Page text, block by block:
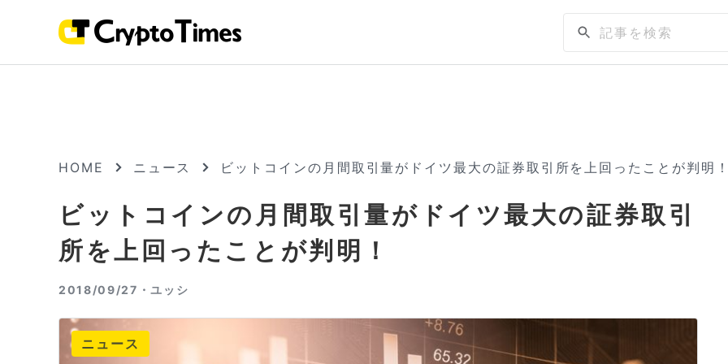
HOME ニュース ビットコインの月間取引量がドイツ最大の証券取引所を上回ったことが判明
ビットコインの月間取引量がドイツ最大の証券取引
所を上回ったことが判明！
2018/09/27・ユッシ
ニュース